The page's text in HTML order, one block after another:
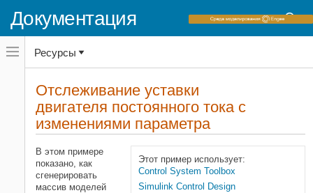
Документация
Переключатель
навигационного
меню
переключатель
навигационного
Control System Toolbox
Синтез и настройка системы управления
Классическая система управления
Отслеживание уставки двигателя
постоянного тока с изменениями
параметра
Ресурсы
Отслеживание уставки
двигателя постоянного тока с
изменениями параметра
Этот пример использует:
Control System Toolbox
Simulink Control Design
В этом примере
показано, как
сгенерировать
массив моделей